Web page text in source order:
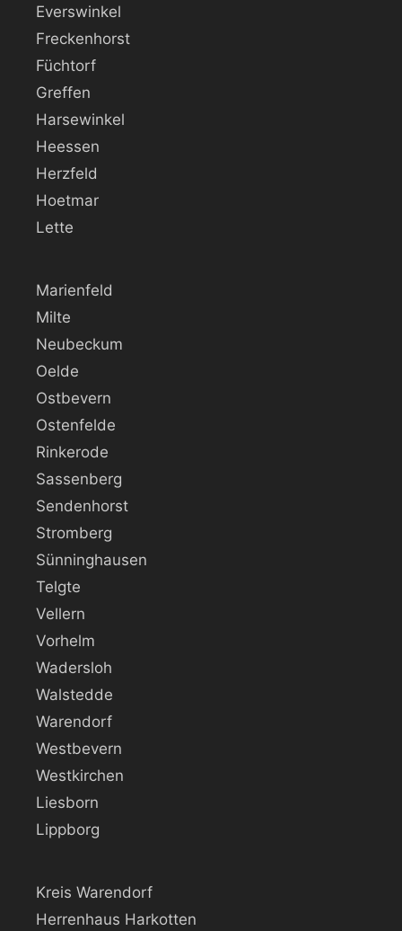
Everswinkel
Freckenhorst
Füchtorf
Greffen
Harsewinkel
Heessen
Herzfeld
Hoetmar
Lette
Marienfeld
Milte
Neubeckum
Oelde
Ostbevern
Ostenfelde
Rinkerode
Sassenberg
Sendenhorst
Stromberg
Sünninghausen
Telgte
Vellern
Vorhelm
Wadersloh
Walstedde
Warendorf
Westbevern
Westkirchen
Liesborn
Lippborg
Kreis Warendorf
Herrenhaus Harkotten